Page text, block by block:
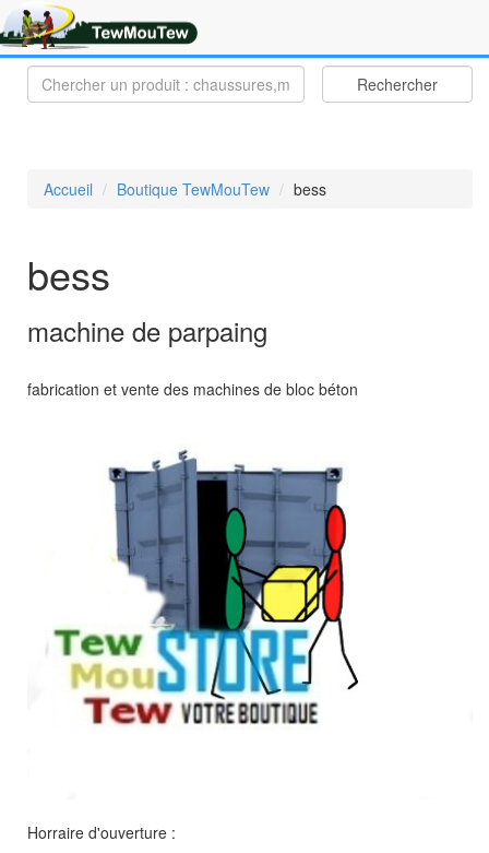
Rechercher
Accueil Boutique TewMouTew bess
bess
machine de parpaing
fabrication et vente des machines de bloc béton
Horraire d'ouverture :